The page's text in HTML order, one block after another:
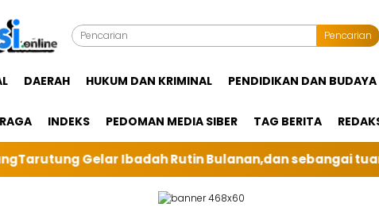
Pencarian
DAERAH HUKUM DAN KRIMINAL PENDIDIKAN DAN BUDAYA
INDEKS PEDOMAN MEDIA SIBER TAG BERITA
Bulanan,dan sebangai tuan rumah kali ini BRI Unit